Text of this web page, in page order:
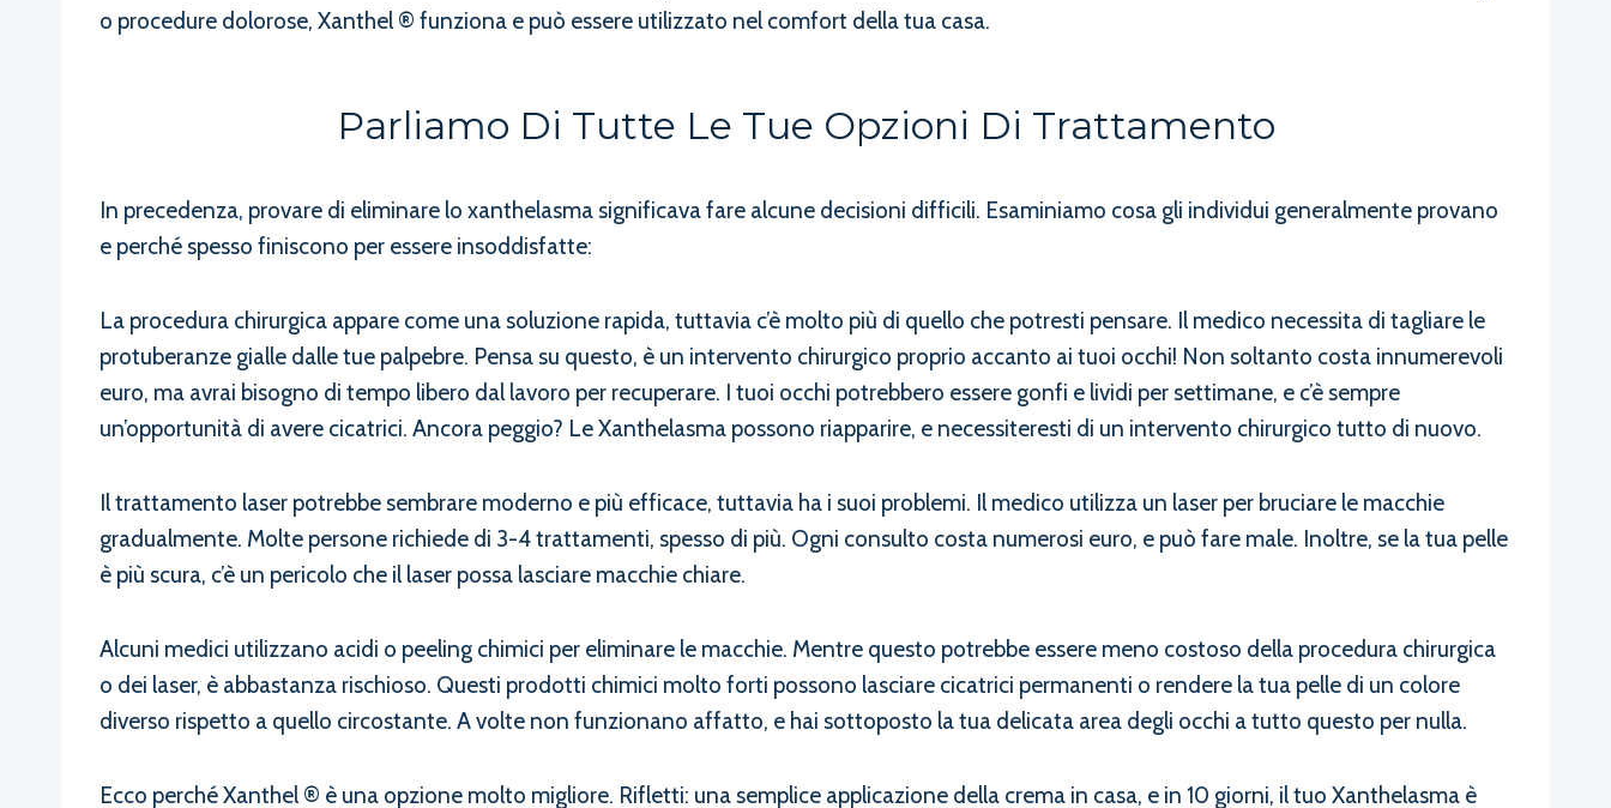
o procedure dolorose, Xanthel ® funziona e può essere utilizzato nel comfort della tua casa.
Parliamo Di Tutte Le Tue Opzioni Di Trattamento
In precedenza, provare di eliminare lo xanthelasma significava fare alcune decisioni difficili. Esaminiamo cosa gli individui generalmente provano
e perché spesso finiscono per essere insoddisfatte:
La procedura chirurgica appare come una soluzione rapida, tuttavia c’è molto più di quello che potresti pensare. Il medico necessita di tagliare le
protuberanze gialle dalle tue palpebre. Pensa su questo, è un intervento chirurgico proprio accanto ai tuoi occhi! Non soltanto costa innumerevoli
euro, ma avrai bisogno di tempo libero dal lavoro per recuperare. I tuoi occhi potrebbero essere gonfi e lividi per settimane, e c’è sempre
un’opportunità di avere cicatrici. Ancora peggio? Le Xanthelasma possono riapparire, e necessiteresti di un intervento chirurgico tutto di nuovo.
Il trattamento laser potrebbe sembrare moderno e più efficace, tuttavia ha i suoi problemi. Il medico utilizza un laser per bruciare le macchie
gradualmente. Molte persone richiede di 3-4 trattamenti, spesso di più. Ogni consulto costa numerosi euro, e può fare male. Inoltre, se la tua pelle
è più scura, c’è un pericolo che il laser possa lasciare macchie chiare.
Alcuni medici utilizzano acidi o peeling chimici per eliminare le macchie. Mentre questo potrebbe essere meno costoso della procedura chirurgica
o dei laser, è abbastanza rischioso. Questi prodotti chimici molto forti possono lasciare cicatrici permanenti o rendere la tua pelle di un colore
diverso rispetto a quello circostante. A volte non funzionano affatto, e hai sottoposto la tua delicata area degli occhi a tutto questo per nulla.
Ecco perché Xanthel ® è una opzione molto migliore. Rifletti: una semplice applicazione della crema in casa, e in 10 giorni, il tuo Xanthelasma è